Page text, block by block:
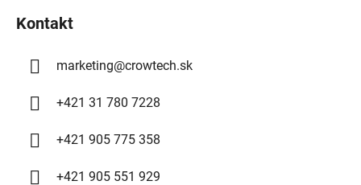
Kontakt
marketing@crowtech.sk
+421 31 780 7228
+421 905 775 358
+421 905 551 929